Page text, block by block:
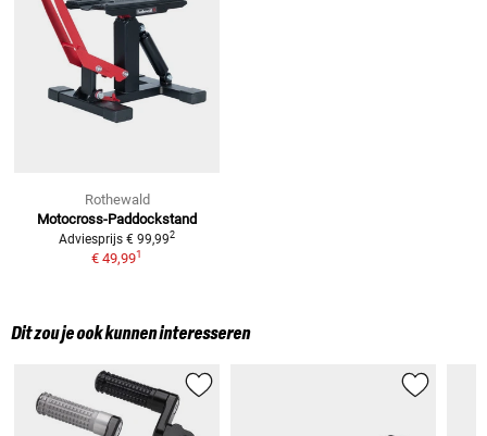
Rothewald
Motocross-Paddockstand
Adviesprijs € 99,992
€ 49,991
Dit zou je ook kunnen interesseren